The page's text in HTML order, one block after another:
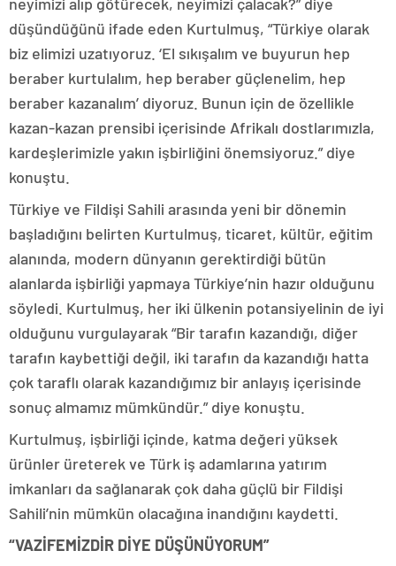
düşündüğünü ifade eden Kurtulmuş, “Türkiye olarak
biz elimizi uzatıyoruz. ‘El sıkışalım ve buyurun hep
beraber kurtulalım, hep beraber güçlenelim, hep
beraber kazanalım’ diyoruz. Bunun için de özellikle
kazan-kazan prensibi içerisinde Afrikalı dostlarımızla,
kardeşlerimizle yakın işbirliğini önemsiyoruz.” diye
konuştu.
Türkiye ve Fildişi Sahili arasında yeni bir dönemin
başladığını belirten Kurtulmuş, ticaret, kültür, eğitim
alanında, modern dünyanın gerektirdiği bütün
alanlarda işbirliği yapmaya Türkiye’nin hazır olduğunu
söyledi. Kurtulmuş, her iki ülkenin potansiyelinin de iyi
olduğunu vurgulayarak “Bir tarafın kazandığı, diğer
tarafın kaybettiği değil, iki tarafın da kazandığı hatta
çok taraflı olarak kazandığımız bir anlayış içerisinde
sonuç almamız mümkündür.” diye konuştu.
Kurtulmuş, işbirliği içinde, katma değeri yüksek
ürünler üreterek ve Türk iş adamlarına yatırım
imkanları da sağlanarak çok daha güçlü bir Fildişi
Sahili’nin mümkün olacağına inandığını kaydetti.
“VAZİFEMİZDİR DİYE DÜŞÜNÜYORUM”